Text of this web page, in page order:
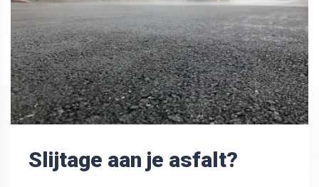
Slijtage aan je asfalt?